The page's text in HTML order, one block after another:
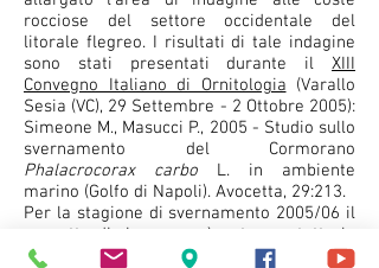
rocciose del settore occidentale del
litorale flegreo. I risultati di tale indagine
sono stati presentati durante il XIII
Convegno Italiano di Ornitologia (Varallo
Sesia (VC), 29 Settembre - 2 Ottobre 2005):
Simeone M., Masucci P., 2005 - Studio sullo
svernamento del Cormorano
Phalacrocorax carbo L. in ambiente
marino (Golfo di Napoli). Avocetta, 29:213.
Per la stagione di svernamento 2005/06 il
progetto di ricerca sarà esteso a tutte le
coste campane la cui tipologia d'habitat